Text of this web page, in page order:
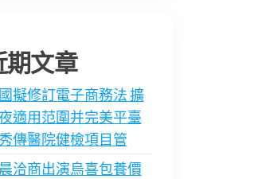
期文章
擬修訂電子商務法 擴
適用范圍并完美平臺
傳醫院健檢項目管
洽商出演烏喜包養價